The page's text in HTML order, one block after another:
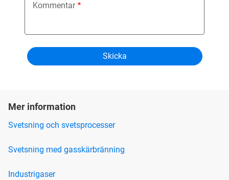
Kommentar
Mer information
Svetsning och svetsprocesser
Svetsning med gasskärbränning
Industrigaser